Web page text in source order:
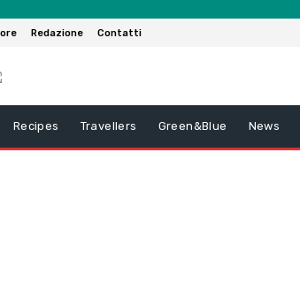
Redazione Contatti
Recipes Travellers Green&Blue News